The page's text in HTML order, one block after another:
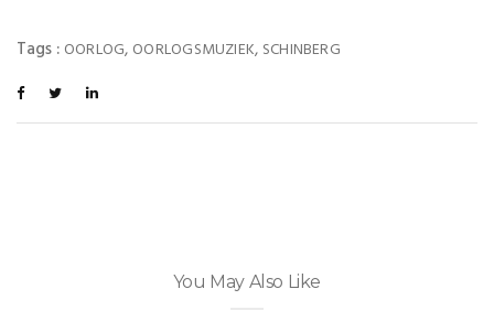
Tags : OORLOG, OORLOGSMUZIEK, SCHINBERG
You May Also Like